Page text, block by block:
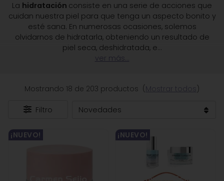
La hidratación consiste en una serie de acciones que
cuidan nuestra piel para que tenga un aspecto bonito y
esté sana. En numerosas ocasiones, solemos
olvidarnos de hidratarla, obteniendo un resultado de
piel seca, deshidratada, e...
ver más...
Mostrando 18 de 203 productos (Mostrar todos )
Filtro
¡NUEVO! ¡NUEVO!